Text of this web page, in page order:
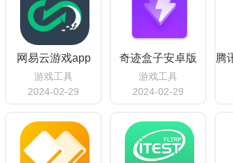
网易云游戏app
游戏工具
2024-02-29
奇迹盒子安卓版
游戏工具
2024-02-29